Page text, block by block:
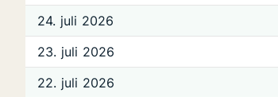
24. juli 2026
23. juli 2026
22. juli 2026